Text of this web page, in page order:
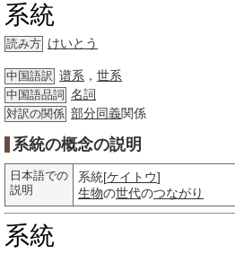
系統
読み方 けいとう
中国語訳 谱系 ， 世系
中国語品詞 名詞
対訳の関係 部分同義関係
系統の概念の説明
日本語での
説明
系統[ケイトウ]
生物の世代のつながり
系統